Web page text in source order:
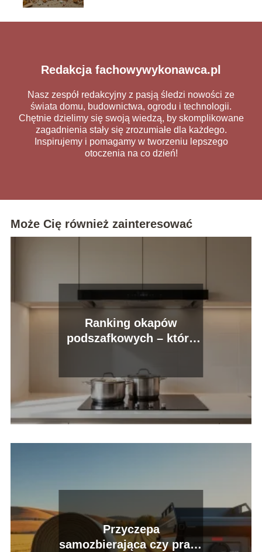
Redakcja fachowywykonawca.pl
Nasz zespół redakcyjny z pasją śledzi nowości ze
świata domu, budownictwa, ogrodu i technologii.
Chętnie dzielimy się swoją wiedzą, by skomplikowane
zagadnienia stały się zrozumiałe dla każdego.
Inspirujemy i pomagamy w tworzeniu lepszego
otoczenia na co dzień!
Może Cię również zainteresować
Ranking okapów
podszafkowych – które
Przyczepa
samozbierająca czy prasa